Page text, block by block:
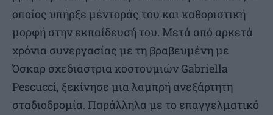
οποίος υπήρξε μέντοράς του και καθοριστική
μορφή στην εκπαίδευσή του. Μετά από αρκετά
χρόνια συνεργασίας με τη βραβευμένη με
Όσκαρ σχεδιάστρια κοστουμιών Gabriella
Pescucci, ξεκίνησε μια λαμπρή ανεξάρτητη
σταδιοδρομία. Παράλληλα με το επαγγελματικό